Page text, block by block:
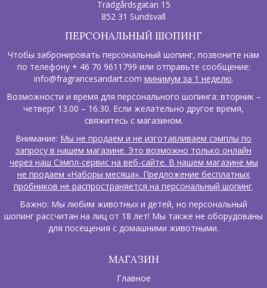
Trädgårdsgatan 15
852 31 Sundsvall
ПЕРСОНАЛЬНЫЙ ШОПИНГ
Чтобы забронировать персональный шопинг, позвоните нам
по телефону + 46 70 9611799 или отправьте сообщение:
info@fragrancesandart.com минимум за 1 неделю.
Возможности и время для персонального шопинга: вторник –
четверг 13.00 – 16.30. Если желательно другое время,
свяжитесь с магазином.
Внимание: Мы не продаем и не изготавливаем сэмплы по
запросу в нашем магазине. Это возможно только онлайн
через наш Сэмпл-сервис на веб-сайте. В нашем магазине мы
не продаем «Наборы месяца». Предложение бесплатных
пробников не распространяется на персональный шопинг.
Важно: Мы любим животных и детей, но персональный
шопинг рассчитан на лиц от 18 лет! Мы также не оборудованы
для посещения с домашними животными.
МАГАЗИН
Главное